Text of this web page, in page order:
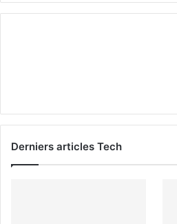
Derniers articles Tech